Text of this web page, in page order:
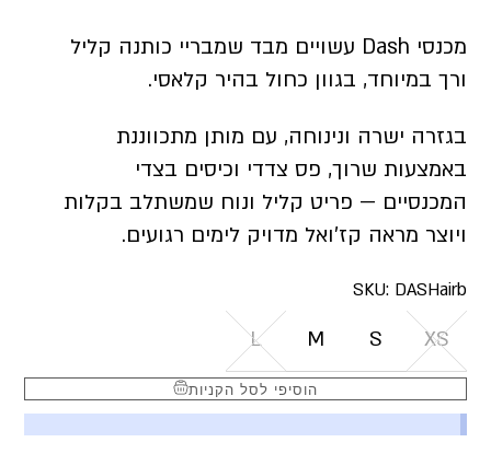
מכנסי Dash עשויים מבד שמבריי כותנה קליל
ורך במיוחד, בגוון כחול בהיר קלאסי.
בגזרה ישרה ונינוחה, עם מותן מתכווננת
באמצעות שרוך, פס צדדי וכיסים בצדי
המכנסיים — פריט קליל ונוח שמשתלב בקלות
ויוצר מראה קז’ואל מדויק לימים רגועים.
SKU: DASHairb
XS
S
M
L
הוסיפי לסל הקניות